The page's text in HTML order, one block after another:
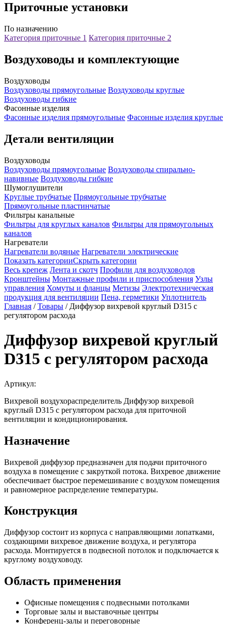
Приточные установки
По назначению
Категория приточные 1 Категория приточные 2
Воздуховоды и комплектующие
Воздуховоды
Воздуховоды прямоугольные Воздуховоды круглые
Воздуховоды гибкие
Фасонные изделия
Фасонные изделия прямоугольные Фасонные изделия круглые
Детали вентиляции
Воздуховоды
Воздуховоды прямоугольные Воздуховоды спирально-
навивные Воздуховоды гибкие
Шумоглушители
Круглые трубчатые Прямоугольные трубчатые
Прямоугольные пластинчатые
Фильтры канальные
Фильтры для круглых каналов Фильтры для прямоугольных
каналов
Нагреватели
Нагреватели водяные Нагреватели электрические
Показать категорииСкрыть категории
Весь крепеж Лента и скотч Профили для воздуховодов
Кронштейны Монтажные профили и приспособления Узлы
управления Хомуты и фланцы Метизы Электротехническая
продукция для вентиляции Пена, герметики Уплотнитель
Главная /Товары / Диффузор вихревой круглый D315 с
регулятором расхода
Диффузор вихревой круглый
D315 с регулятором расхода
Артикул:
Вихревой воздухораспределитель Диффузор вихревой
круглый D315 с регулятором расхода для приточной
вентиляции и кондиционирования.
Назначение
Вихревой диффузор предназначен для подачи приточного
воздуха в помещение с закруткой потока. Вихревое движение
обеспечивает быстрое перемешивание с воздухом помещения
и равномерное распределение температуры.
Конструкция
Диффузор состоит из корпуса с направляющими лопатками,
создающими вихревое движение воздуха, и регулятора
расхода. Монтируется в подвесной потолок и подключается к
круглому воздуховоду.
Область применения
Офисные помещения с подвесными потолками
Торговые залы и выставочные центры
Конференц-залы и переговорные